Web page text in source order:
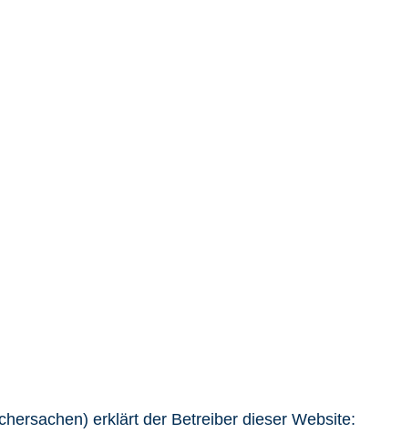
erklärt der Betreiber dieser Website: